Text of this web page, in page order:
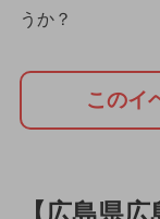
うか？
このイ
【広島県